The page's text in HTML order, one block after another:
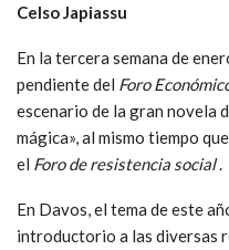
Celso Japiassu
En la tercera semana de
pendiente del Foro
escenario de la gran novela
mágica», al mismo tiempo
el Foro de resistencia social.
En Davos, el tema de este
introductorio a las diversas